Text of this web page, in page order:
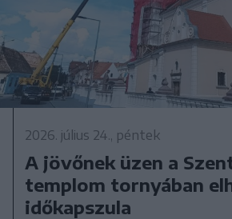
2026. július 24., péntek
A jövőnek üzen a
templom tornyában
időkapszula